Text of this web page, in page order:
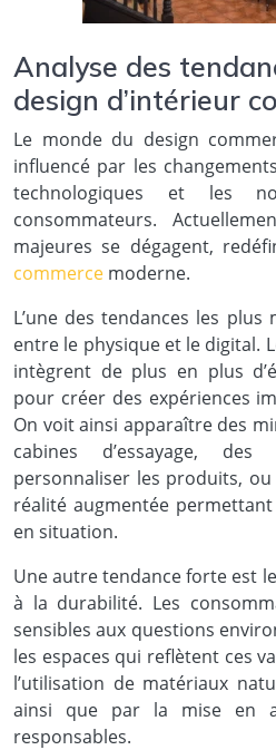
Analyse des
design d’intérieur
Le monde du design
influencé par les
technologiques et les
consommateurs.
majeures se dégagent,
commerce moderne.
L’une des tendances les
entre le physique et le digital.
intègrent de plus en plus
pour créer des expériences
On voit ainsi apparaître des
cabines d’essayage,
personnaliser les produits,
réalité augmentée
en situation.
Une autre tendance forte est
à la durabilité. Les
sensibles aux questions
les espaces qui reflètent ces
l’utilisation de matériaux
ainsi que par la mise en
responsables.